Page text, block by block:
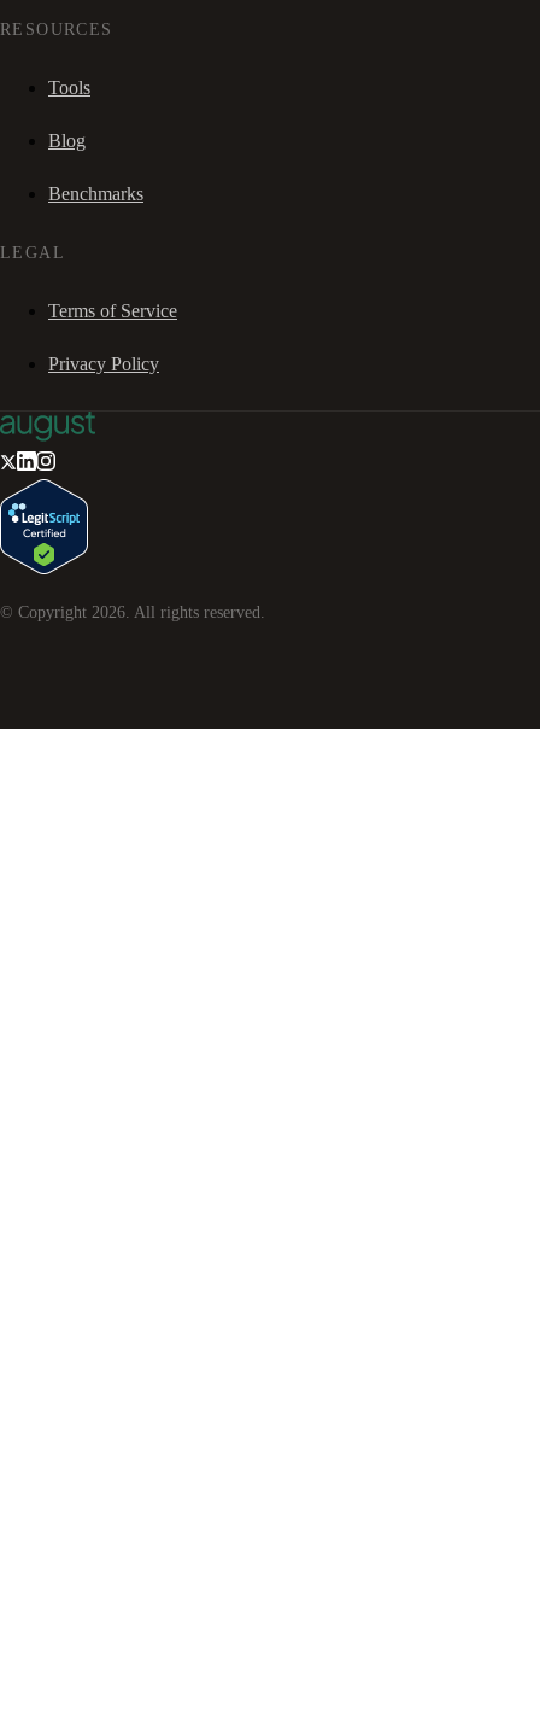
RESOURCES
Tools
Blog
Benchmarks
LEGAL
Terms of Service
Privacy Policy
© Copyright 2026 . All rights reserved.